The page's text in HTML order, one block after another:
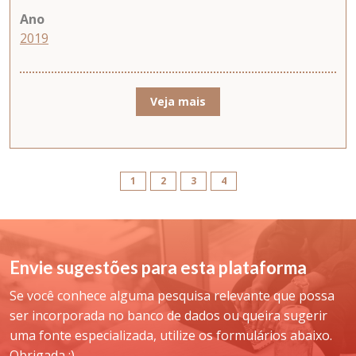
Ano
2019
Veja mais
1 2 3 4
Envie sugestões para esta plataforma
Se você conhece alguma pesquisa relevante que possa
ser incorporada no banco de dados ou queira sugerir
uma fonte especializada, utilize os formulários abaixo.